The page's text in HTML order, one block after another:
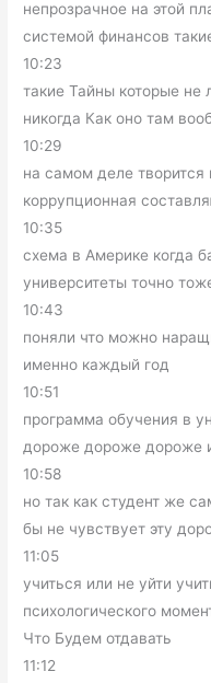
непрозрачное на этой
системой финансов
10:23
такие Тайны которые не
никогда Как оно там
10:29
на самом деле
коррупционная
10:35
схема в Америке когда
университеты точно
10:43
поняли что можно
именно каждый год
10:51
программа обучения в
дороже дороже дороже
10:58
но так как студент же
бы не чувствует эту
11:05
учиться или не уйти
психологического
Что Будем отдавать
11:12